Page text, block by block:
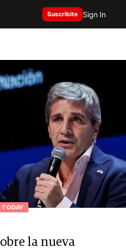
Suscribite Sign In
TODAY
la nueva